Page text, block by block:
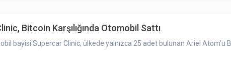
Bitcoin Karşılığında Otomobil Sattı
bayisi Supercar Clinic, ülkede yalnızca 25 adet bulunan Ariel Atom'u